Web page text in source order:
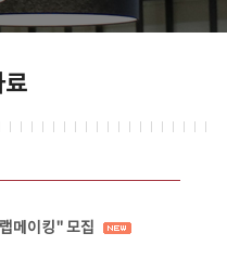
료
메이킹" 모집